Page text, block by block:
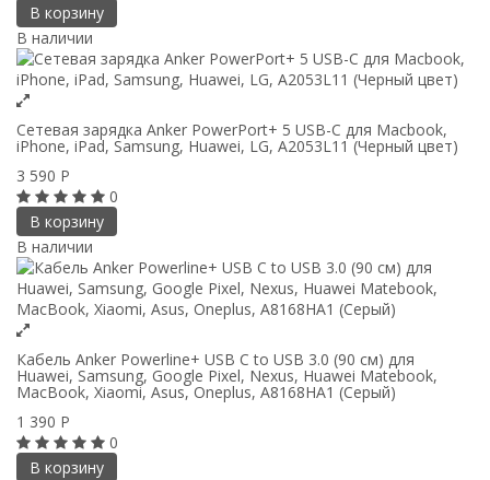
В корзину
В наличии
Сетевая зарядка Anker PowerPort+ 5 USB-C для Macbook,
iPhone, iPad, Samsung, Huawei, LG, A2053L11 (Черный цвет)
3 590 Р
0
В корзину
В наличии
Кабель Anker Powerline+ USB C to USB 3.0 (90 см) для
Huawei, Samsung, Google Pixel, Nexus, Huawei Matebook,
MacBook, Xiaomi, Asus, Oneplus, A8168HA1 (Серый)
1 390 Р
0
В корзину